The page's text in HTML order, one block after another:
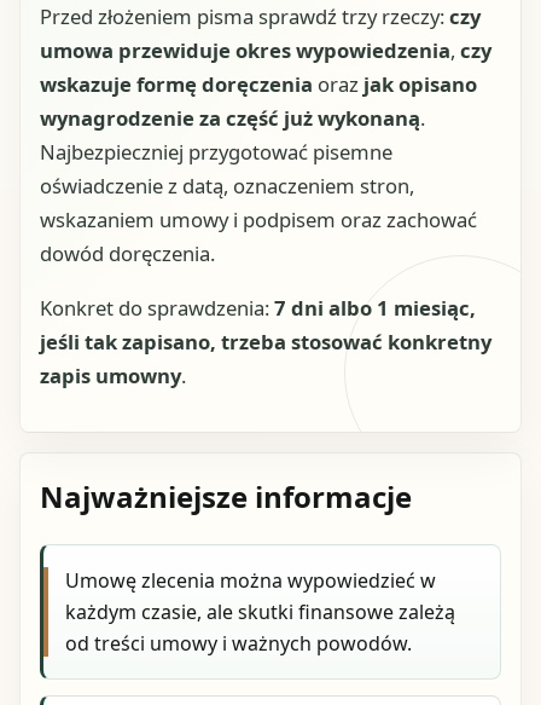
Przed złożeniem pisma sprawdź trzy rzeczy:czy
umowa przewiduje okres wypowiedzenia, czy
wskazuje formę doręczenia oraz jak opisano
wynagrodzenie za część już wykonaną.
Najbezpieczniej przygotować pisemne
oświadczenie z datą, oznaczeniem stron,
wskazaniem umowy i podpisem oraz zachować
dowód doręczenia.
Konkret do sprawdzenia:7 dni albo 1 miesiąc,
jeśli tak zapisano, trzeba stosować konkretny
zapis umowny.
Najważniejsze informacje
Umowę zlecenia można wypowiedzieć w
każdym czasie, ale skutki finansowe zależą
od treści umowy i ważnych powodów.